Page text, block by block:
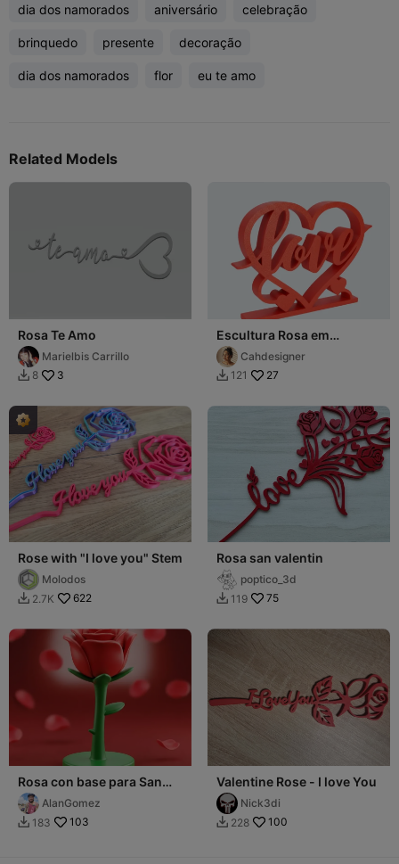
dia dos namorados aniversário celebração
brinquedo presente decoração
dia dos namorados flor eu te amo
Related Models
Rosa Te Amo
Marielbis Carrillo
 8 3
Escultura Rosa em
Coração e Letreiro
Cahdesigner
 121 27
Rose with "I love you" Stem
Molodos
 2.7K 622
Rosa san valentin
poptico_3d
 119 75
Rosa con base para San
Valentin
AlanGomez
 183 103
Valentine Rose - I love You
Nick3di
 228 100